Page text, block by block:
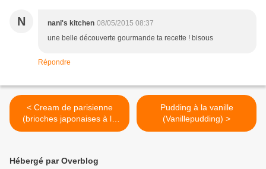
N nani's kitchen 08/05/2015 08:37
une belle découverte gourmande ta recette ! bisous
Répondre
< Cream de parisienne
(brioches japonaises à la
crème)
Pudding à la vanille
(Vanillepudding) >
Hébergé par Overblog